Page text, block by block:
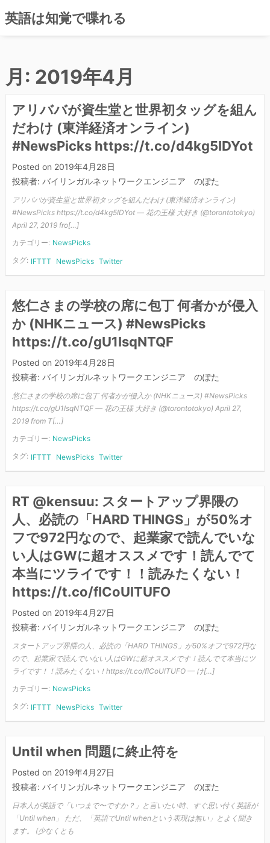
ン英語は知覚で喋れる
月: 2019年4月
アリババが資生堂と世界初タッグを組ん
だわけ (東洋経済オンライン)
#NewsPicks https://t.co/d4kg5IDYot
Posted on 2019年4月28日
投稿者: バイリンガルネットワークエンジニア のぽた
アリババが資生堂と世界初タッグを組んだわけ (東洋経済オンライン)
#NewsPicks https://t.co/d4kg5IDYot — 花の王様 大好き (@torontotokyo)
April 27, 2019 fro[…]
カテゴリー: NewsPicks
タグ: IFTTT NewsPicks Twitter
悠仁さまの学校の席に包丁 何者かが侵入
か (NHKニュース) #NewsPicks
https://t.co/gU1IsqNTQF
Posted on 2019年4月28日
投稿者: バイリンガルネットワークエンジニア のぽた
悠仁さまの学校の席に包丁 何者かが侵入か (NHKニュース) #NewsPicks
https://t.co/gU1IsqNTQF — 花の王様 大好き (@torontotokyo) April 27,
2019 from T[…]
カテゴリー: NewsPicks
タグ: IFTTT NewsPicks Twitter
RT @kensuu: スタートアップ界隈の
人、必読の「HARD THINGS」が50%オ
フで972円なので、起業家で読んでいな
い人はGWに超オススメです！読んでて
本当にツライです！！読みたくない！
https://t.co/fICoUlTUFO
Posted on 2019年4月27日
投稿者: バイリンガルネットワークエンジニア のぽた
スタートアップ界隈の人、必読の「HARD THINGS」が50%オフで972円な
ので、起業家で読んでいない人はGWに超オススメです！読んでて本当にツ
ライです！！読みたくない！https://t.co/fICoUlTUFO — け[…]
カテゴリー: NewsPicks
タグ: IFTTT NewsPicks Twitter
Until when 問題に終止符を
Posted on 2019年4月27日
投稿者: バイリンガルネットワークエンジニア のぽた
日本人が英語で「いつまで〜ですか？」と言いたい時、すぐ思い付く英語が
「Until when」 ただ、「英語でUntil whenという表現は無い」とよく聞き
ます。 (少なくとも